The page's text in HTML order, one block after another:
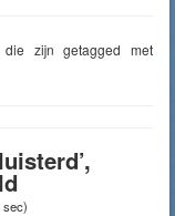
zijn getagged met
sec)